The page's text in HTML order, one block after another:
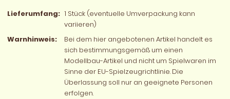
Lieferumfang: 1 Stück (eventuelle Umverpackung kann
variieren)
Warnhinweis:
Bei dem hier angebotenen Artikel handelt es
sich bestimmungsgemäß um einen
Modellbau-Artikel und nicht um Spielwaren im
Sinne der EU-Spielzeugrichtlinie. Die
Überlassung soll nur an geeignete Personen
erfolgen.